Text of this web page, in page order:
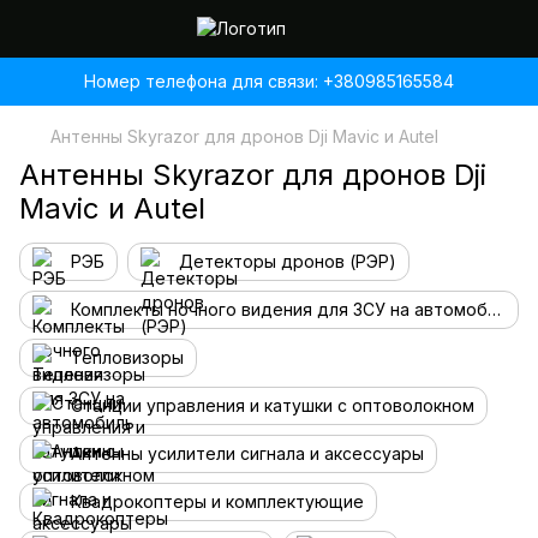
Номер телефона для связи: +380985165584
Антенны Skyrazor для дронов Dji Mavic и Autel
Антенны Skyrazor для дронов Dji
Mavic и Autel
РЭБ Детекторы дронов (РЭР)
Комплекты ночного видения для ЗСУ на автомобиль
Тепловизоры
Станции управления и катушки с оптоволокном
Антенны усилители сигнала и аксессуары
Квадрокоптеры и комплектующие